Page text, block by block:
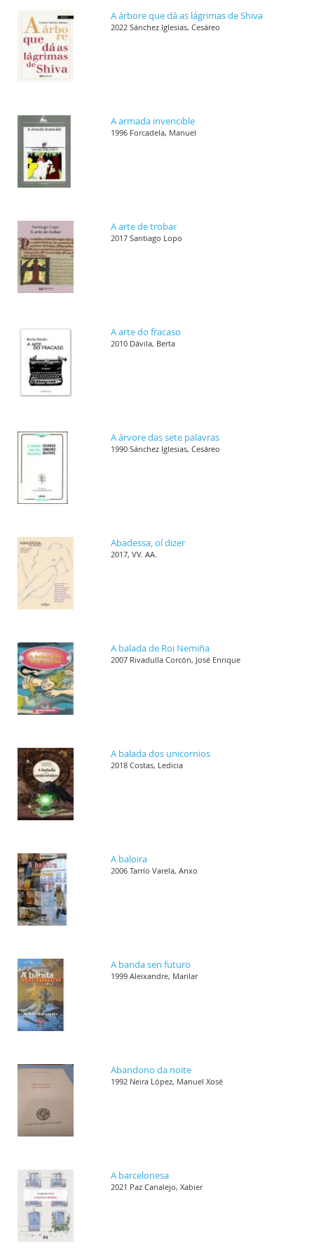
A árbore que dá as lágrimas de Shiva
2022 Sánchez Iglesias, Cesáreo
A armada invencible
1996 Forcadela, Manuel
A arte de trobar
2017 Santiago Lopo
A arte do fracaso
2010 Dávila, Berta
A árvore das sete palavras
1990 Sánchez Iglesias, Cesáreo
Abadessa, oí dizer
2017, VV. AA.
A balada de Roi Nemiña
2007 Rivadulla Corcón, José Enrique
A balada dos unicornios
2018 Costas, Ledicia
A baloira
2006 Tarrío Varela, Anxo
A banda sen futuro
1999 Aleixandre, Marilar
Abandono da noite
1992 Neira López, Manuel Xosé
A barcelonesa
2021 Paz Canalejo, Xabier